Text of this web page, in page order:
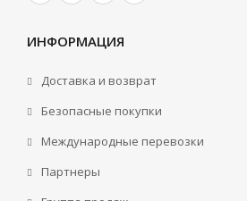
ИНФОРМАЦИЯ
Доставка и возврат
Безопасные покупки
Международные перевозки
Партнеры